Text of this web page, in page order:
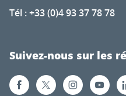
Tél : +33 (0)4 93 37 78 78
Suivez-nous sur les